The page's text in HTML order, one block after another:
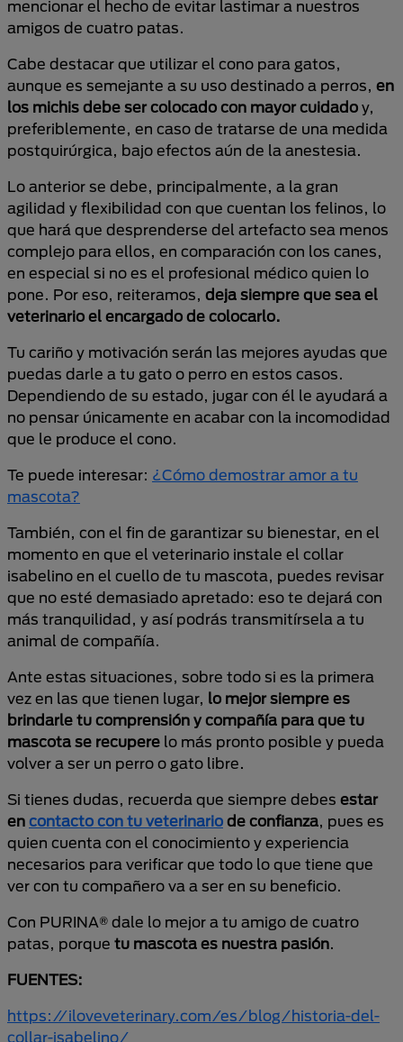
mencionar el hecho de evitar lastimar a nuestros
amigos de cuatro patas.
Cabe destacar que utilizar el cono para gatos,
aunque es semejante a su uso destinado a perros, en
los michis debe ser colocado con mayor cuidado y,
preferiblemente, en caso de tratarse de una medida
postquirúrgica, bajo efectos aún de la anestesia.
Lo anterior se debe, principalmente, a la gran
agilidad y flexibilidad con que cuentan los felinos, lo
que hará que desprenderse del artefacto sea menos
complejo para ellos, en comparación con los canes,
en especial si no es el profesional médico quien lo
pone. Por eso, reiteramos, deja siempre que sea el
veterinario el encargado de colocarlo.
Tu cariño y motivación serán las mejores ayudas que
puedas darle a tu gato o perro en estos casos.
Dependiendo de su estado, jugar con él le ayudará a
no pensar únicamente en acabar con la incomodidad
que le produce el cono.
Te puede interesar: ¿Cómo demostrar amor a tu
mascota?
También, con el fin de garantizar su bienestar, en el
momento en que el veterinario instale el collar
isabelino en el cuello de tu mascota, puedes revisar
que no esté demasiado apretado: eso te dejará con
más tranquilidad, y así podrás transmitírsela a tu
animal de compañía.
Ante estas situaciones, sobre todo si es la primera
vez en las que tienen lugar, lo mejor siempre es
brindarle tu comprensión y compañía para que tu
mascota se recupere lo más pronto posible y pueda
volver a ser un perro o gato libre.
Si tienes dudas, recuerda que siempre debes estar
en contacto con tu veterinario de confianza, pues es
quien cuenta con el conocimiento y experiencia
necesarios para verificar que todo lo que tiene que
ver con tu compañero va a ser en su beneficio.
Con PURINA® dale lo mejor a tu amigo de cuatro
patas, porque tu mascota es nuestra pasión.
FUENTES:
https://iloveveterinary.com/es/blog/historia-del-
collar-isabelino/